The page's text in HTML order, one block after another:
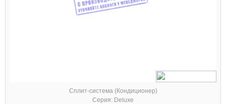
Сплит-система (Кондиционер)
Серия: Deluxe